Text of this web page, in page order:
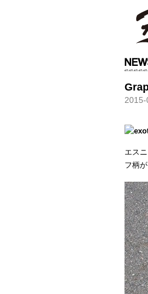
エス
フ柄が